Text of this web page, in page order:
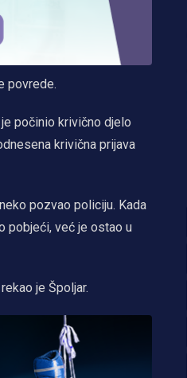
povrede.
počinio krivično djelo
krivična prijava
pozvao policiju. Kada
pobjeći, već je ostao u
je Špoljar.